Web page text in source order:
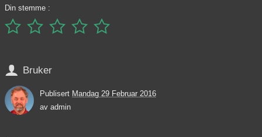
Din stemme :
    
 Bruker
Publisert Mandag 29 Februar 2016
av admin